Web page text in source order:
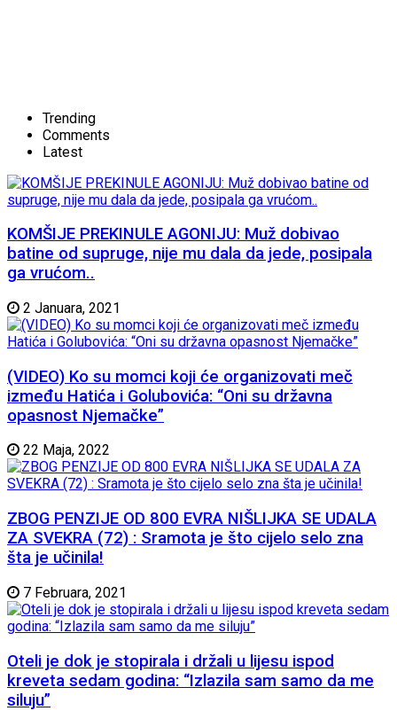
Trending
Comments
Latest
KOMŠIJE PREKINULE AGONIJU: Muž dobivao
batine od supruge, nije mu dala da jede, posipala
ga vrućom..
2 Januara, 2021
(VIDEO) Ko su momci koji će organizovati meč
između Hatića i Golubovića: “Oni su državna
opasnost Njemačke”
22 Maja, 2022
ZBOG PENZIJE OD 800 EVRA NIŠLIJKA SE UDALA
ZA SVEKRA (72) : Sramota je što cijelo selo zna
šta je učinila!
7 Februara, 2021
Oteli je dok je stopirala i držali u lijesu ispod
kreveta sedam godina: “Izlazila sam samo da me
siluju”